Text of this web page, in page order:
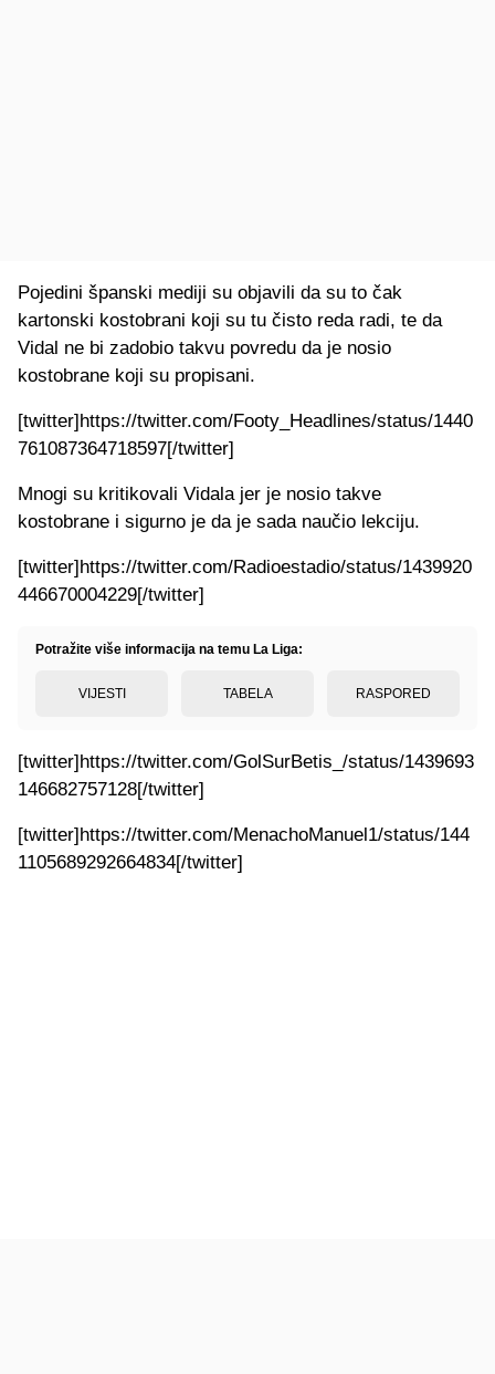
Pojedini španski mediji su objavili da su to čak
kartonski kostobrani koji su tu čisto reda radi, te da
Vidal ne bi zadobio takvu povredu da je nosio
kostobrane koji su propisani.
[twitter]https://twitter.com/Footy_Headlines/status/1440
761087364718597[/twitter]
Mnogi su kritikovali Vidala jer je nosio takve
kostobrane i sigurno je da je sada naučio lekciju.
[twitter]https://twitter.com/Radioestadio/status/1439920
446670004229[/twitter]
Potražite više informacija na temu La Liga:
VIJESTI TABELA RASPORED
[twitter]https://twitter.com/GolSurBetis_/status/1439693
146682757128[/twitter]
[twitter]https://twitter.com/MenachoManuel1/status/144
1105689292664834[/twitter]